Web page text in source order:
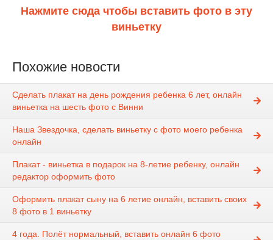
Нажмите сюда чтобы вставить фото в эту
виньетку
Похожие новости
Сделать плакат на день рождения ребенка 6 лет, онлайн
виньетка на шесть фото с Винни
Наша Звездочка, сделать виньетку с фото моего ребенка
онлайн
Плакат - виньетка в подарок на 8-летие ребенку, онлайн
редактор оформить фото
Оформить плакат сыну на 6 летие онлайн, вставить своих
8 фото в 1 виньетку
4 года. Полёт нормальный, вставить онлайн 6 фото